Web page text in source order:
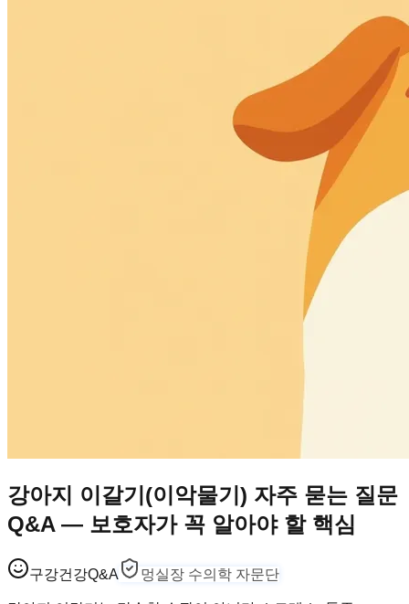
강아지 이갈기(이악물기) 자주 묻는 질문
Q&A — 보호자가 꼭 알아야 할 핵심
구강건강Q&A 멍실장 수의학 자문단